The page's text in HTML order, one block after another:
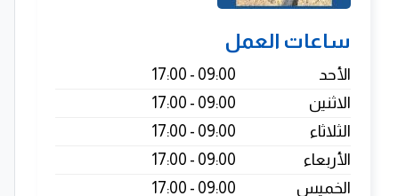
ساعات العمل
الأحد
09:00 - 17:00
الاثنين
09:00 - 17:00
الثلاثاء
09:00 - 17:00
الأربعاء
09:00 - 17:00
الخميس
09:00 - 17:00